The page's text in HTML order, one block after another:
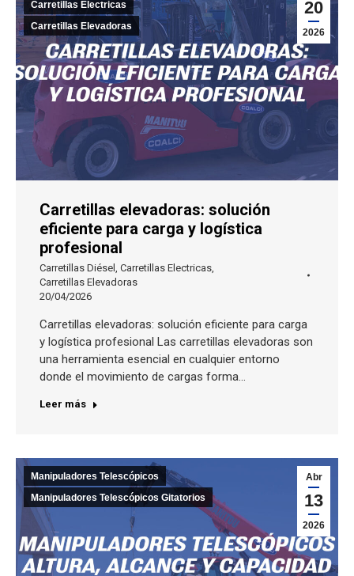
20
2026
Carretillas Electricas
Carretillas Elevadoras
Carretillas elevadoras: solución
eficiente para carga y logística
profesional
Carretillas Diésel Carretillas Electricas
Carretillas Elevadoras
20/04/2026
Carretillas elevadoras: solución eficiente para carga
y logística profesional Las carretillas elevadoras son
una herramienta esencial en cualquier entorno
donde el movimiento de cargas forma…
Leer más
Abr
13
2026
Manipuladores Telescópicos
Manipuladores Telescópicos Gitatorios